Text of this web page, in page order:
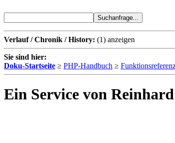
Verlauf / Chronik / History: (1) anzeigen
Sie sind hier:
Doku-Startseite ≥ PHP-Handbuch ≥
Ein Service von